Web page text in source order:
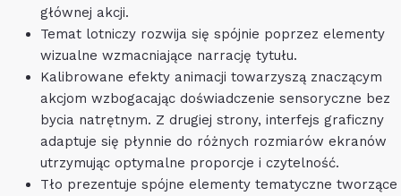
głównej akcji.
Temat lotniczy rozwija się spójnie poprzez elementy
wizualne wzmacniające narrację tytułu.
Kalibrowane efekty animacji towarzyszą znaczącym
akcjom wzbogacając doświadczenie sensoryczne bez
bycia natrętnym. Z drugiej strony, interfejs graficzny
adaptuje się płynnie do różnych rozmiarów ekranów
utrzymując optymalne proporcje i czytelność.
Tło prezentuje spójne elementy tematyczne tworzące